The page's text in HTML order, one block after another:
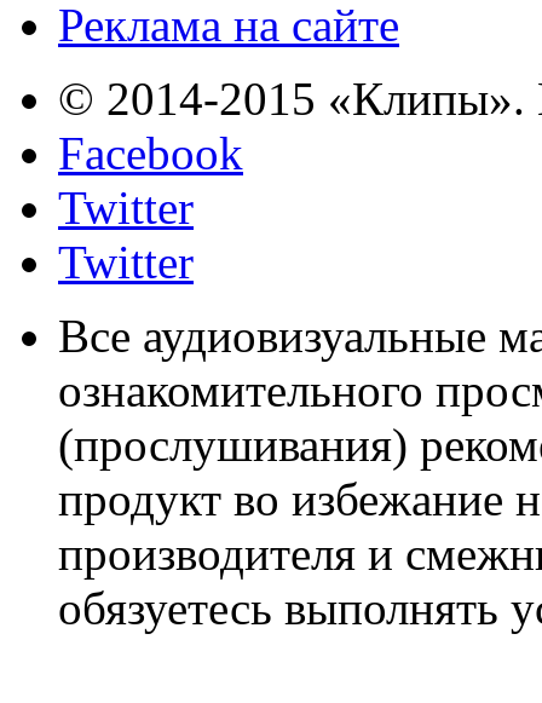
Реклама на сайте
© 2014-2015 «Клипы».
Facebook
Twitter
Twitter
Все аудиовизуальные
ознакомительного
(прослушивания)
продукт во избежание
производителя и
обязуетесь выполнять